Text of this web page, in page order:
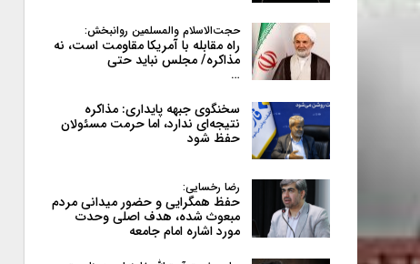
حجت‌الاسلام والمسلمین روانبخش:
راه مقابله با آمریکا مقاومت است، نه
مذاکره/ مجلس نباید حتی
…
سخنگوی جبهه پایداری: مذاکره
نتیجه‌ای ندارد، اما حرمت مسئولان
حفظ شود
رضا رخسایی:
حفظ همگرایی و حضور میدانی مردم
مبعوث شده، هدف اصلی وحدت
مورد اشاره امام جامعه